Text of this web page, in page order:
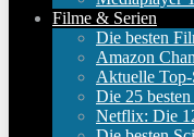
Filme & Serien
Die besten
Amazon
Aktuelle Top-
Die 25
Netflix: Die